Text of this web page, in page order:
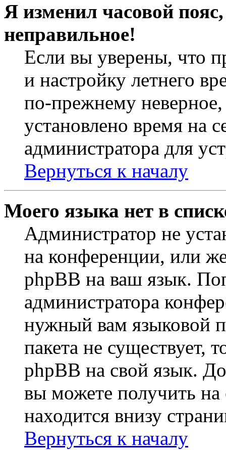
Я изменил часовой
неправильное!
Если вы уверены, что
и настройку летнего
по-прежнему неверное,
установлено время на
администратора для
Вернуться к началу
Моего языка нет в
Администратор не
на конференции, или
phpBB на ваш язык.
администратора
нужный вам языковой
пакета не существует,
phpBB на свой язык.
вы можете получить на
находится внизу
Вернуться к началу